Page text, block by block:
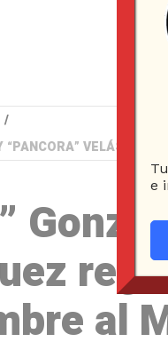
“PANCORA” VELÁSQUEZ
al
e